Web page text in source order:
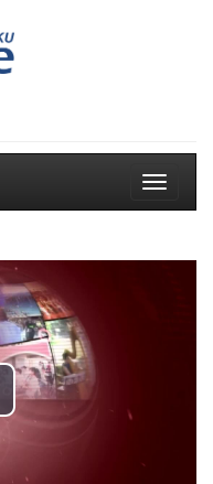
Toggle